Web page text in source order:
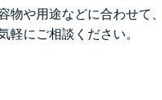
物や用途などに合わせて
軽にご相談ください。